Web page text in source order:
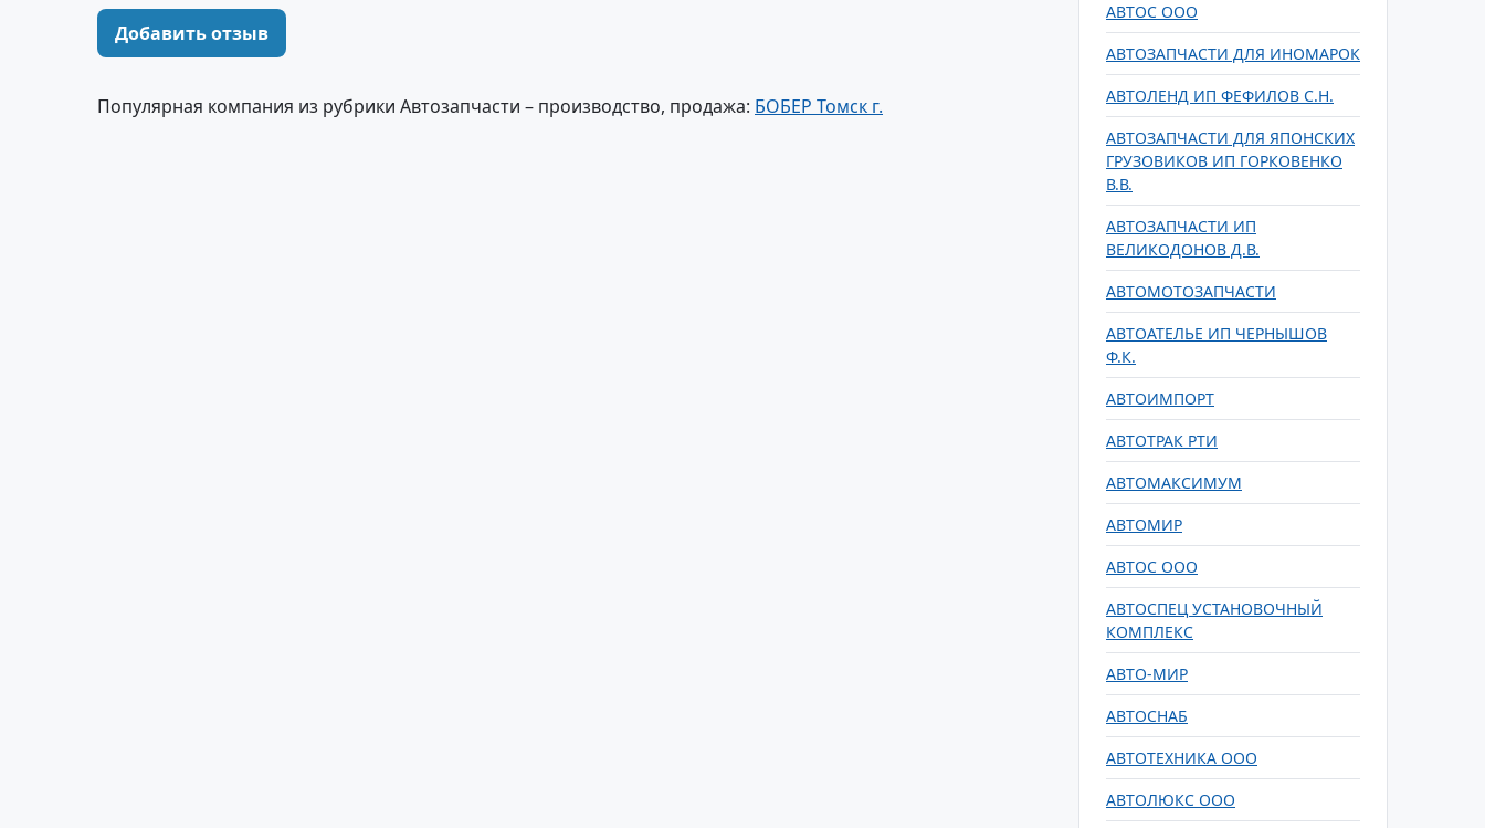
Добавить отзыв
Популярная компания из рубрики Автозапчасти – производство, продажа: БОБЕР Томск г.
АВТОС ООО
АВТОЗАПЧАСТИ ДЛЯ ИНОМАРОК
АВТОЛЕНД ИП ФЕФИЛОВ С.Н.
АВТОЗАПЧАСТИ ДЛЯ ЯПОНСКИХ
ГРУЗОВИКОВ ИП ГОРКОВЕНКО
В.В.
АВТОЗАПЧАСТИ ИП
ВЕЛИКОДОНОВ Д.В.
АВТОМОТОЗАПЧАСТИ
АВТОАТЕЛЬЕ ИП ЧЕРНЫШОВ
Ф.К.
АВТОИМПОРТ
АВТОТРАК РТИ
АВТОМАКСИМУМ
АВТОМИР
АВТОС ООО
АВТОСПЕЦ УСТАНОВОЧНЫЙ
КОМПЛЕКС
АВТО-МИР
АВТОСНАБ
АВТОТЕХНИКА ООО
АВТОЛЮКС ООО